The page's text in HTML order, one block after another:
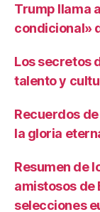
Trump llama
condicional»
Los secretos
talento y
Recuerdos
la gloria
Resumen de
amistosos de
selecciones